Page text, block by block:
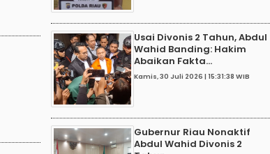
Usai Divonis 2 Tahun, Abdul
Wahid Banding: Hakim
Abaikan Fakta...
Kamis, 30 Juli 2026 | 15:31:38 WIB
Gubernur Riau Nonaktif
Abdul Wahid Divonis 2